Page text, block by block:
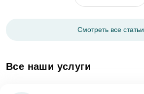
Смотреть все статьи
Все наши услуги